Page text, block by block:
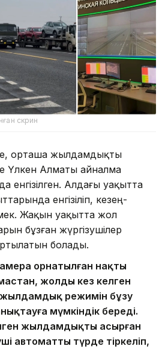
скрин
орташа жылдамдықты
Үлкен Алматы айналма
енгізілген. Алдағы уақытта
енгізіліп, кезең-
Жақын уақытта жол
бұзған жүргізушілер
болады.
орнатылған нақты
жолдың кез келген
жылдамдық режимін бұзу
мүмкіндік береді.
жылдамдықты асырған
автоматты түрде тіркеліп,